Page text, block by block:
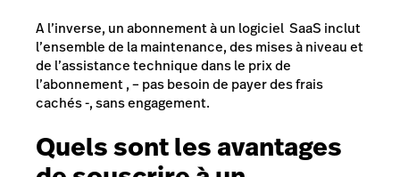
A l’inverse, un abonnement à un logiciel SaaS inclut
l’ensemble de la maintenance, des mises à niveau et
de l’assistance technique dans le prix de
l’abonnement , – pas besoin de payer des frais
cachés -, sans engagement.
Quels sont les avantages